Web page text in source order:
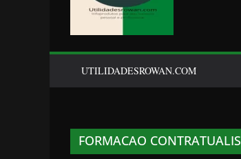
UTILIDADESROWAN.COM
FORMACAO